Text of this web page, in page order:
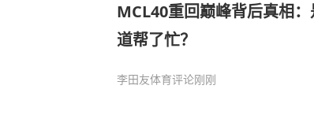
MCL40重回巅峰背后真相
道帮了忙？
李田友体育评论刚刚